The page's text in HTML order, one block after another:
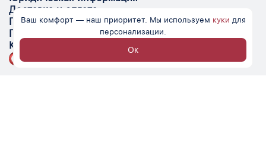
Доставка и оплата
Поставщикам
Помощь
Контакты
Ваш комфорт — наш приоритет. Мы используем куки для
персонализации.
Ок